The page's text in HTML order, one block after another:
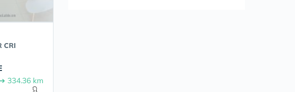
CRI
334.36 km